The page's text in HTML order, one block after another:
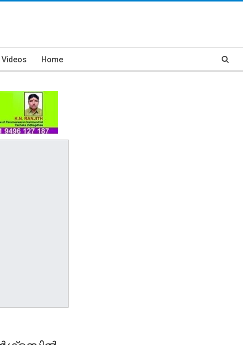
Videos Home